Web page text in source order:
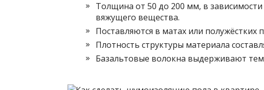
Толщина от 50 до 200 мм, в
вяжущего вещества.
Поставляются в матах или полужёстких
Плотность структуры материала
Базальтовые волокна выдерживают